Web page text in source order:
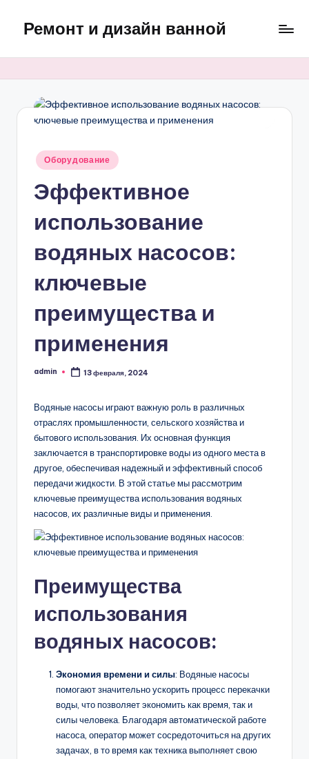
Перейти
содержимому
Ремонт и дизайн ванной
практичные
интерьерные
решения
Опубликовано
Оборудование
Эффективное
использование
водяных насосов:
ключевые
преимущества и
применения
Запись
admin 13 февраля, 2024
Водяные насосы играют важную роль в различных
отраслях промышленности, сельского хозяйства и
бытового использования. Их основная функция
заключается в транспортировке воды из одного места в
другое, обеспечивая надежный и эффективный способ
передачи жидкости. В этой статье мы рассмотрим
ключевые преимущества использования водяных
насосов, их различные виды и применения.
Преимущества
использования
водяных насосов:
Экономия времени и силы: Водяные насосы
помогают значительно ускорить процесс перекачки
воды, что позволяет экономить как время, так и
силы человека. Благодаря автоматической работе
насоса, оператор может сосредоточиться на других
задачах, в то время как техника выполняет свою